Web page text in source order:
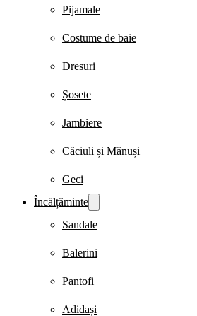
Pijamale
Costume de baie
Dresuri
Șosete
Jambiere
Căciuli și Mănuși
Geci
Încălțăminte
Sandale
Balerini
Pantofi
Adidași